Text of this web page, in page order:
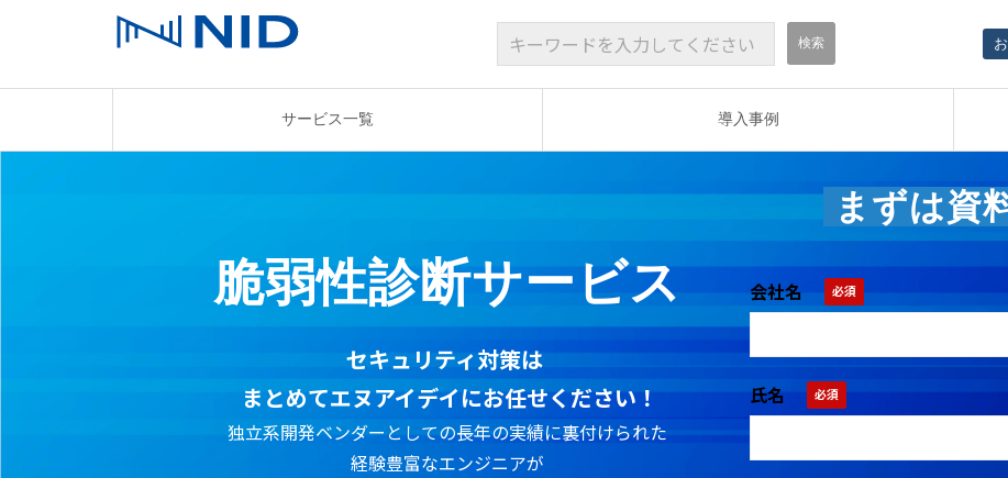
サービス一覧 導入事例
脆弱性診断サービス
セキュリティ対策は
まとめてエヌアイデイにお任せください！
独立系開発ベンダーとしての長年の実績に裏付けられた
経験豊富なエンジニアが
まずは資
会社名
氏名